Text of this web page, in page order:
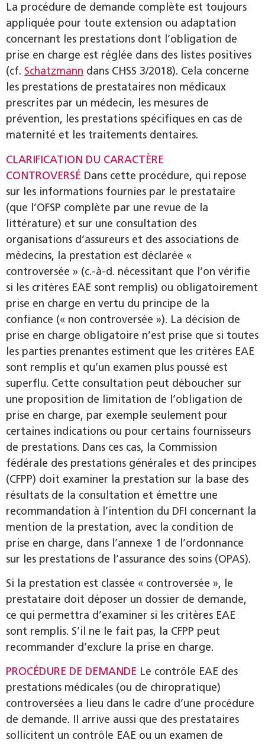
La procédure de demande complète est toujours
appliquée pour toute extension ou adaptation
concernant les prestations dont l’obligation de
prise en charge est réglée dans des listes positives
(cf. Schatzmann dans CHSS 3/2018). Cela concerne
les prestations de prestataires non médicaux
prescrites par un médecin, les mesures de
prévention, les pres­tations spécifiques en cas de
maternité et les traitements dentaires.
CLARIFICATION DU CARACTÈRE
CONTROVERSÉ Dans cette procédure, qui repose
sur les informations fournies par le prestataire
(que l’OFSP complète par une revue de la
littérature) et sur une consultation des
organisations d’assureurs et des associations de
médecins, la prestation est déclarée «
controversée » (c.-à-d. nécessitant que l’on vérifie
si les critères EAE sont remplis) ou obligatoirement
prise en charge en vertu du principe de la
confiance (« non controversée »). La décision de
prise en charge obligatoire n’est prise que si toutes
les parties prenantes estiment que les critères EAE
sont remplis et qu’un examen plus poussé est
superflu. Cette consultation peut déboucher sur
une proposition de limitation de l’obligation de
prise en charge, par exemple seulement pour
certaines indications ou pour certains fournisseurs
de prestations. Dans ces cas, la Commission
fédérale des prestations générales et des principes
(CFPP) doit examiner la prestation sur la base des
résultats de la consultation et émettre une
recommandation à l’intention du DFI concernant la
mention de la prestation, avec la condition de
prise en charge, dans l’annexe 1 de l’ordonnance
sur les prestations de l’assurance des soins (OPAS).
Si la prestation est classée « controversée », le
prestataire doit déposer un dossier de demande,
ce qui permettra d’examiner si les critères EAE
sont remplis. S’il ne le fait pas, la CFPP peut
recommander d’exclure la prise en charge.
PROCÉDURE DE DEMANDE Le contrôle EAE des
prestations médicales (ou de chiropratique)
controversées a lieu dans le cadre d’une procédure
de demande. Il arrive aussi que des prestataires
sollicitent un contrôle EAE ou un examen de